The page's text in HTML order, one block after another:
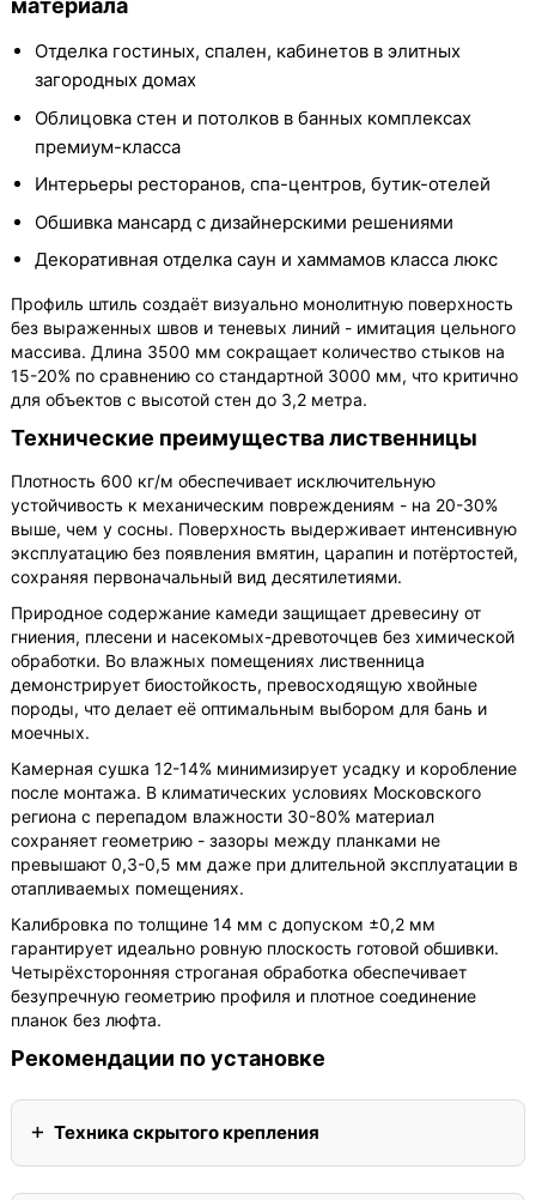
материала
Отделка гостиных, спален, кабинетов в элитных
загородных домах
Облицовка стен и потолков в банных комплексах
премиум-класса
Интерьеры ресторанов, спа-центров, бутик-отелей
Обшивка мансард с дизайнерскими решениями
Декоративная отделка саун и хаммамов класса люкс
Профиль штиль создаёт визуально монолитную поверхность
без выраженных швов и теневых линий - имитация цельного
массива. Длина 3500 мм сокращает количество стыков на
15-20% по сравнению со стандартной 3000 мм, что критично
для объектов с высотой стен до 3,2 метра.
Технические преимущества лиственницы
Плотность 600 кг/м обеспечивает исключительную
устойчивость к механическим повреждениям - на 20-30%
выше, чем у сосны. Поверхность выдерживает интенсивную
эксплуатацию без появления вмятин, царапин и потёртостей,
сохраняя первоначальный вид десятилетиями.
Природное содержание камеди защищает древесину от
гниения, плесени и насекомых-древоточцев без химической
обработки. Во влажных помещениях лиственница
демонстрирует биостойкость, превосходящую хвойные
породы, что делает её оптимальным выбором для бань и
моечных.
Камерная сушка 12-14% минимизирует усадку и коробление
после монтажа. В климатических условиях Московского
региона с перепадом влажности 30-80% материал
сохраняет геометрию - зазоры между планками не
превышают 0,3-0,5 мм даже при длительной эксплуатации в
отапливаемых помещениях.
Калибровка по толщине 14 мм с допуском ±0,2 мм
гарантирует идеально ровную плоскость готовой обшивки.
Четырёхсторонняя строганая обработка обеспечивает
безупречную геометрию профиля и плотное соединение
планок без люфта.
Рекомендации по установке
Техника скрытого крепления